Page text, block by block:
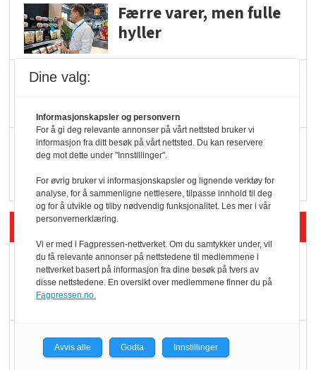
Færre varer, men fulle
hyller
Q passerte 1 milliard i
Siste artikler - Økologisk
Kolonihagens norske
yoghurt: Trues av
Marit Kolby vant
Økologisk Norge sin
Dine valg:
Informasjonskapsler og personvern
For å gi deg relevante annonser på vårt nettsted bruker vi
informasjon fra ditt besøk på vårt nettsted. Du kan reservere
deg mot dette under "Innstillinger".
For øvrig bruker vi informasjonskapsler og lignende verktøy for
analyse, for å sammenligne nettlesere, tilpasse innhold til deg
og for å utvikle og tilby nødvendig funksjonalitet. Les mer i vår
personvernerklæring.
Vi er med i Fagpressen-nettverket. Om du samtykker under, vil
du få relevante annonser på nettstedene til medlemmene i
nettverket basert på informasjon fra dine besøk på tvers av
disse nettstedene. En oversikt over medlemmene finner du på
Fagpressen.no.
Avvis alle Godta Innstillinger